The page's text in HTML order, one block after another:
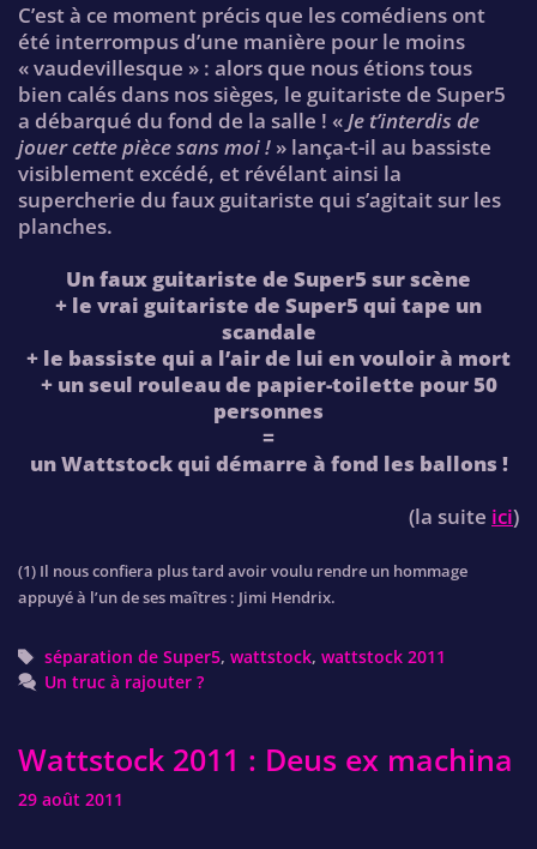
C’est à ce moment précis que les comédiens ont
été interrompus d’une manière pour le moins
« vaudevillesque » : alors que nous étions tous
bien calés dans nos sièges, le guitariste de Super5
a débarqué du fond de la salle ! «Je t’interdis de
jouer cette pièce sans moi ! » lança-t-il au bassiste
visiblement excédé, et révélant ainsi la
supercherie du faux guitariste qui s’agitait sur les
planches.
Un faux guitariste de Super5 sur scène
+ le vrai guitariste de Super5 qui tape un
scandale
+ le bassiste qui a l’air de lui en vouloir à mort
+ un seul rouleau de papier-toilette pour 50
personnes
=
un Wattstock qui démarre à fond les ballons !
(la suite ici)
(1) Il nous confiera plus tard avoir voulu rendre un hommage
appuyé à l’un de ses maîtres : Jimi Hendrix.
Tags
séparation de Super5, wattstock, wattstock 2011
Un truc à rajouter ?
Wattstock 2011 : Deus ex machina
29 août 2011